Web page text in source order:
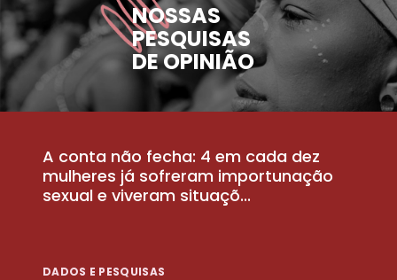
NOSSAS
PESQUISAS
DE OPINIÃO
A conta não fecha: 4 em cada dez
mulheres já sofreram importunação
sexual e viveram situaçõ...
DADOS E PESQUISAS